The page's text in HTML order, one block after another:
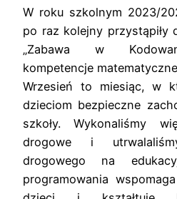
W roku szkolnym 2023/
po raz kolejny przystąpiły
„Zabawa w
kompetencje
Wrzesień to miesiąc, w
dzieciom bezpieczne
szkoły. Wykonaliśmy
drogowe i
drogowego na
programowania